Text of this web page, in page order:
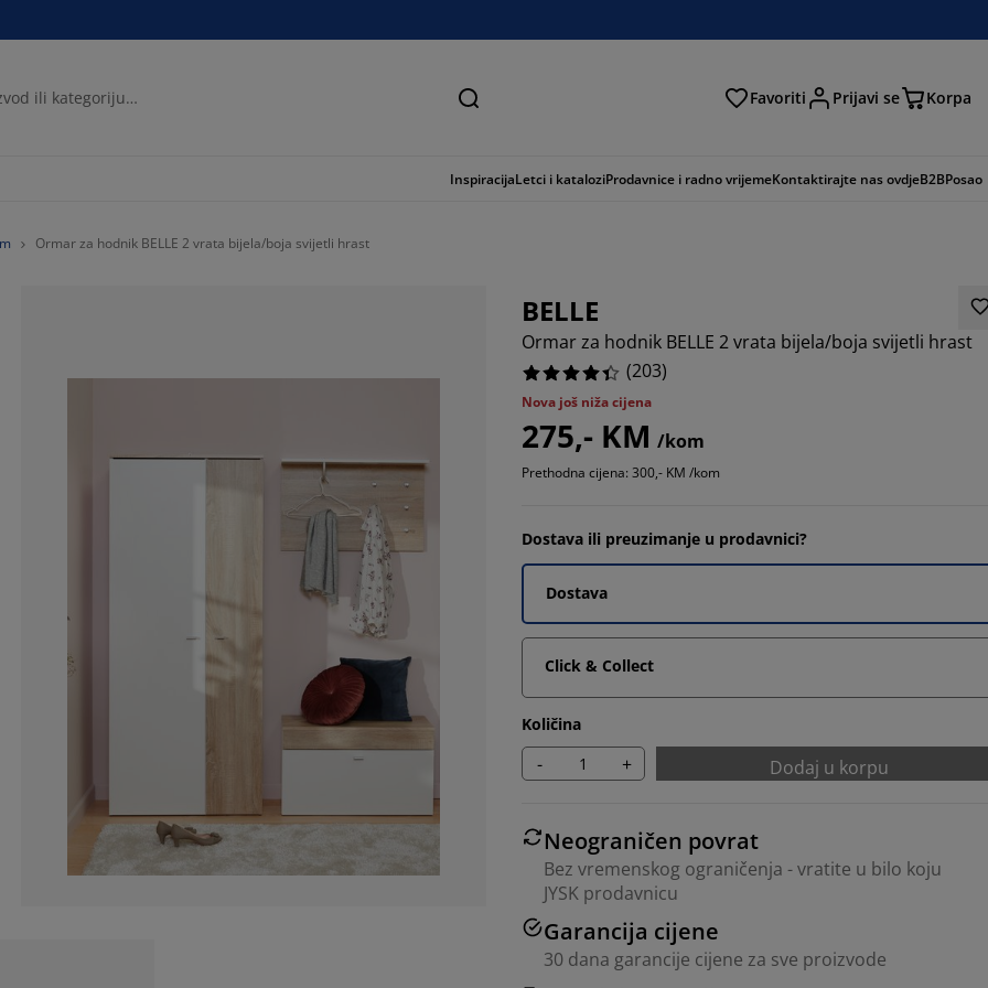
Traži Favoriti Prijavi se Korpa
InspiracijaLetci i kataloziProdavnice i radno vrijemeKontaktirajte nas ovdjeB2BPosao
Ormar za hodnik BELLE 2 vrata bijela/boja svijetli hrast
BELLE
Ormar za hodnik BELLE 2 vrata bijela/boja svijetli hrast
(203)
Nova još niža cijena
275,- KM /kom
Prethodna cijena: 300,- KM /kom
Dostava ili preuzimanje u prodavnici?
Dostava
Click & Collect
Količina
- + Dodaj u korpu
Neograničen povrat
Bez vremenskog ograničenja - vratite u bilo koju
JYSK prodavnicu
Garancija cijene
30 dana garancije cijene za sve proizvode
65.51724137931035%
19.704433497536947%
5.911330049261084%
5.911330049261084%
2.955665024630542%